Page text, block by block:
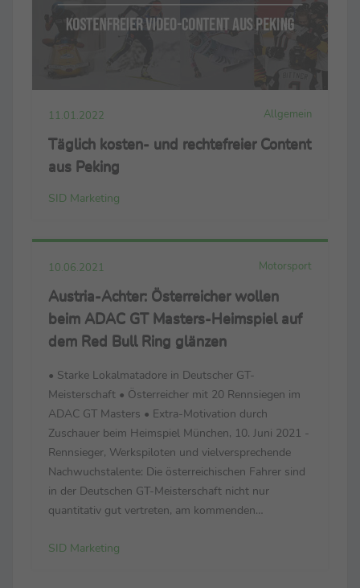
11.01.2022 Allgemein
Täglich kosten- und rechtefreier Content
aus Peking
SID Marketing
10.06.2021 Motorsport
Austria-Achter: Österreicher wollen
beim ADAC GT Masters-Heimspiel auf
dem Red Bull Ring glänzen
• Starke Lokalmatadore in Deutscher GT-
Meisterschaft • Österreicher mit 20 Rennsiegen im
ADAC GT Masters • Extra-Motivation durch
Zuschauer beim Heimspiel München, 10. Juni 2021 -
Rennsieger, Werkspiloten und vielversprechende
Nachwuchstalente: Die österreichischen Fahrer sind
in der Deutschen GT-Meisterschaft nicht nur
quantitativ gut vertreten, am kommenden
Heimspiel auf dem Red Bull Ring zu den
SID Marketing